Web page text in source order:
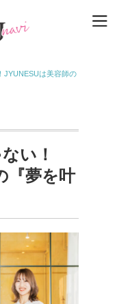
JYUNESUは美容師の
い！
『夢を叶